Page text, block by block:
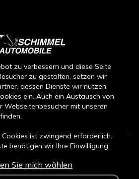
GmbH. Tüm hakları saklıdır.
zu verbessern und diese Seite
zu gestalten, setzen wir
dessen Dienste wir nutzen,
ein. Auch ein Austausch von
Webseitenbesucher mit unseren
ist zwingend erforderlich.
benötigen wir Ihre Einwilligung.
Cookies akzeptieren“, willigen
Zukunft widerruflich) in alle
Sie mich wählen